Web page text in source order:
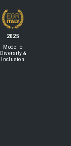
2025
Modello
Diversity &
Inclusion